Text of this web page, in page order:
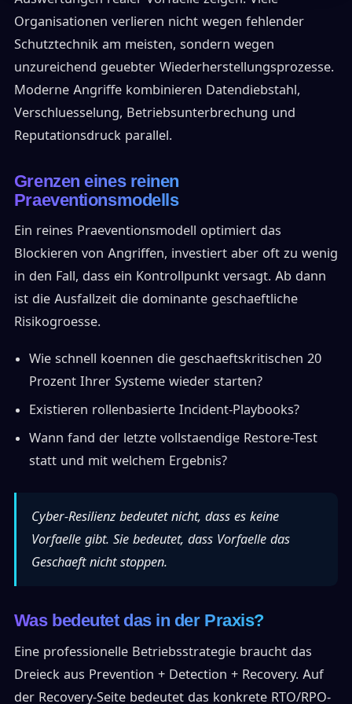
Organisationen verlieren nicht wegen fehlender
Schutztechnik am meisten, sondern wegen
unzureichend geuebter Wiederherstellungsprozesse.
Moderne Angriffe kombinieren Datendiebstahl,
Verschluesselung, Betriebsunterbrechung und
Reputationsdruck parallel.
Grenzen eines reinen
Praeventionsmodells
Ein reines Praeventionsmodell optimiert das
Blockieren von Angriffen, investiert aber oft zu wenig
in den Fall, dass ein Kontrollpunkt versagt. Ab dann
ist die Ausfallzeit die dominante geschaeftliche
Risikogroesse.
Wie schnell koennen die geschaeftskritischen 20
Prozent Ihrer Systeme wieder starten?
Existieren rollenbasierte Incident-Playbooks?
Wann fand der letzte vollstaendige Restore-Test
statt und mit welchem Ergebnis?
Cyber-Resilienz bedeutet nicht, dass es keine
Vorfaelle gibt. Sie bedeutet, dass Vorfaelle das
Geschaeft nicht stoppen.
Was bedeutet das in der Praxis?
Eine professionelle Betriebsstrategie braucht das
Dreieck aus Prevention + Detection + Recovery. Auf
der Recovery-Seite bedeutet das konkrete RTO/RPO-